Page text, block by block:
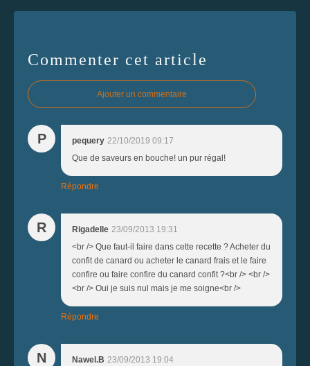
Commenter cet article
Ajouter un commentaire
P pequery 22/10/2019 09:17
Que de saveurs en bouche! un pur régal!
Répondre
R Rigadelle 23/09/2013 19:31
<br /> Que faut-il faire dans cette recette ? Acheter du
confit de canard ou acheter le canard frais et le faire
confire ou faire confire du canard confit ?<br /> <br />
<br /> Oui je suis nul mais je me soigne<br />
Répondre
N Nawel.B 23/09/2013 19:04